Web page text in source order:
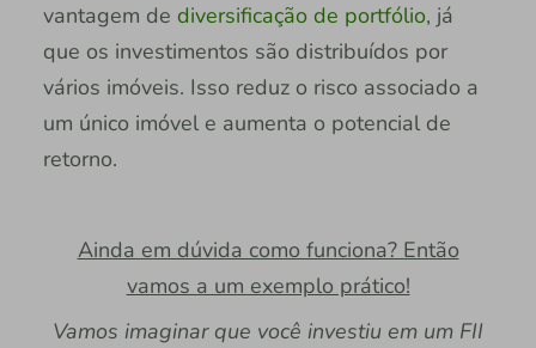
vantagem de diversificação de portfólio, já
que os investimentos são distribuídos por
vários imóveis. Isso reduz o risco associado a
um único imóvel e aumenta o potencial de
retorno.
Ainda em dúvida como funciona? Então
vamos a um exemplo prático!
Vamos imaginar que você investiu em um FII